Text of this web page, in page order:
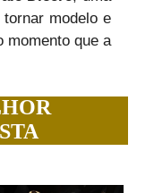
modelo e
momento que a